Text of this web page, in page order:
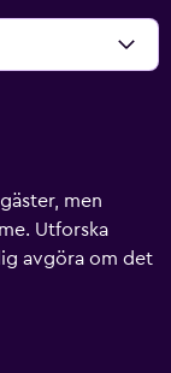
men
Utforska
avgöra om det